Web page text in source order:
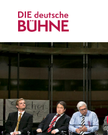
Kritiken
Schauspiel
Musiktheater
Tanz
Crossover